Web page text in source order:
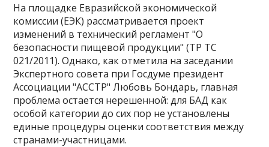
На площадке Евразийской экономической
комиссии (ЕЭК) рассматривается проект
изменений в технический регламент "О
безопасности пищевой продукции" (ТР ТС
021/2011). Однако, как отметила на заседании
Экспертного совета при Госдуме президент
Ассоциации "АССТР" Любовь Бондарь, главная
проблема остается нерешенной: для БАД как
особой категории до сих пор не установлены
единые процедуры оценки соответствия между
странами-участницами.